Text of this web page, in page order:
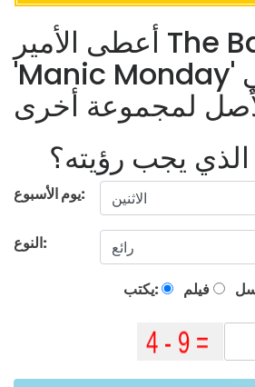
أعطى الأمير The Bangles
'Manic Monday' لكنه كتبه في
لمجموعة أخرى
الذي يجب رؤيته؟
يوم الأسبوع:
النوع:
يكتب: فيلم